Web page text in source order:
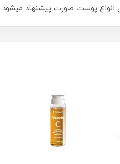
انواع پوست صورت پیشنهاد میشود.